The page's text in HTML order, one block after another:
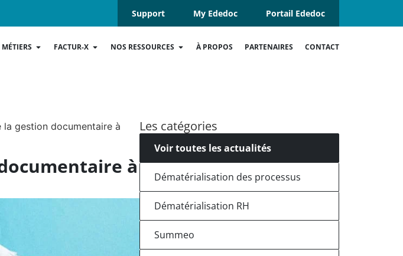
Support My Ededoc Portail Ededoc
FACTUR-X NOS RESSOURCES À PROPOS PARTENAIRES CONTACT
la gestion documentaire à
à
Les catégories
Voir toutes les actualités
Dématérialisation des processus
Dématérialisation RH
Summeo